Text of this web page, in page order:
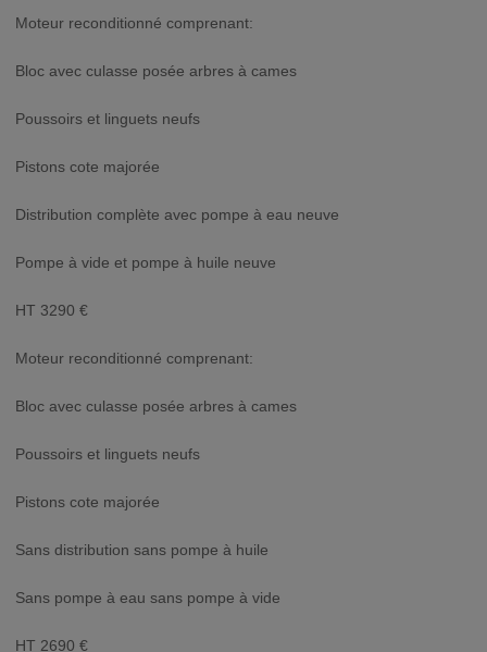
Moteur reconditionné comprenant:
Bloc avec culasse posée arbres à cames
Poussoirs et linguets neufs
Pistons cote majorée
Distribution complète avec pompe à eau neuve
Pompe à vide et pompe à huile neuve
HT 3290 €
Moteur reconditionné comprenant:
Bloc avec culasse posée arbres à cames
Poussoirs et linguets neufs
Pistons cote majorée
Sans distribution sans pompe à huile
Sans pompe à eau sans pompe à vide
HT 2690 €